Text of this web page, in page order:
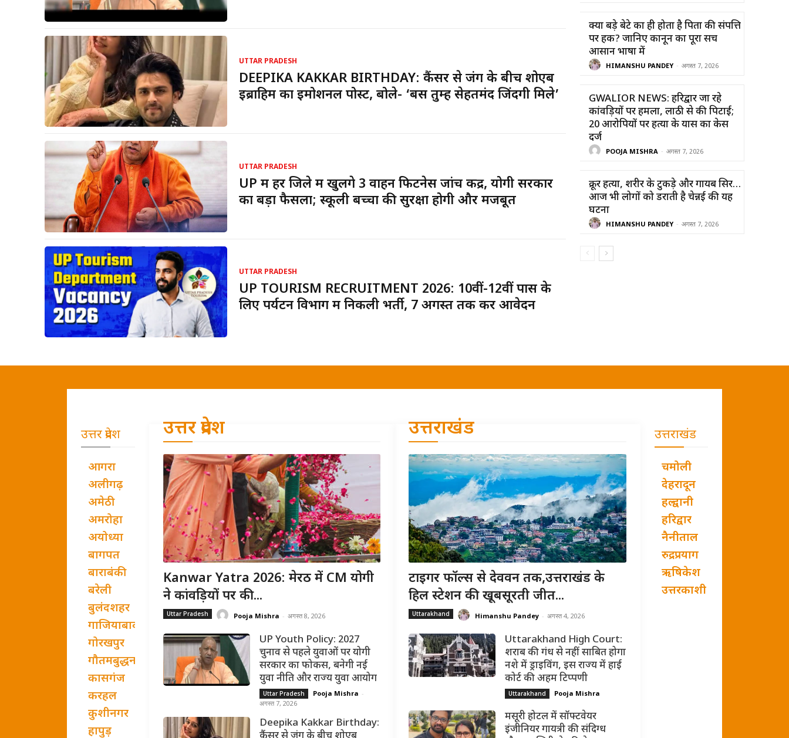
UTTAR PRADESH
DEEPIKA KAKKAR BIRTHDAY: कैंसर से जंग के बीच शोएब
इब्राहिम का इमोशनल पोस्ट, बोले- ‘बस तुम्हें सेहतमंद जिंदगी मिले’
UTTAR PRADESH
UP में हर जिले में खुलेंगे 3 वाहन फिटनेस जांच केंद्र, योगी सरकार
का बड़ा फैसला; स्कूली बच्चों की सुरक्षा होगी और मजबूत
UTTAR PRADESH
UP TOURISM RECRUITMENT 2026: 10वीं-12वीं पास के
लिए पर्यटन विभाग में निकली भर्ती, 7 अगस्त तक करें आवेदन
क्या बड़े बेटे का ही होता है पिता की संपत्ति
पर हक? जानिए कानून का पूरा सच
आसान भाषा में
HIMANSHU PANDEY - अगस्त 7, 2026
GWALIOR NEWS: हरिद्वार जा रहे
कांवड़ियों पर हमला, लाठी से की पिटाई;
20 आरोपियों पर हत्या के प्रयास का केस
दर्ज
POOJA MISHRA - अगस्त 7, 2026
क्रूर हत्या, शरीर के टुकड़े और गायब सिर…
आज भी लोगों को डराती है चेन्नई की यह
घटना
HIMANSHU PANDEY - अगस्त 7, 2026
उत्तर प्रदेश
आगरा
अलीगढ़
अमेठी
अमरोहा
अयोध्या
बागपत
बाराबंकी
बरेली
बुलंदशहर
गाजियाबाद
गोरखपुर
गौतमबुद्धनगर
कासगंज
करहल
कुशीनगर
हापुड़
उत्तर प्रदेश
Kanwar Yatra 2026: मेरठ में CM योगी
ने कांवड़ियों पर की...
Uttar Pradesh Pooja Mishra - अगस्त 8, 2026
UP Youth Policy: 2027
चुनाव से पहले युवाओं पर योगी
सरकार का फोकस, बनेगी नई
युवा नीति और राज्य युवा आयोग
Uttar Pradesh Pooja Mishra -
अगस्त 7, 2026
Deepika Kakkar Birthday:
उत्तराखंड
टाइगर फॉल्स से देववन तक,उत्तराखंड के
हिल स्टेशन की खूबसूरती जीत...
Uttarakhand Himanshu Pandey - अगस्त 4, 2026
Uttarakhand High Court:
शराब की गंध से नहीं साबित होगा
नशे में ड्राइविंग, इस राज्य में हाई
कोर्ट की अहम टिप्पणी
Uttarakhand Pooja Mishra
मसूरी होटल में सॉफ्टवेयर
इंजीनियर गायत्री की संदिग्ध
उत्तराखंड
चमोली
देहरादून
हल्द्वानी
हरिद्वार
नैनीताल
रुद्रप्रयाग
ऋषिकेश
उत्तरकाशी